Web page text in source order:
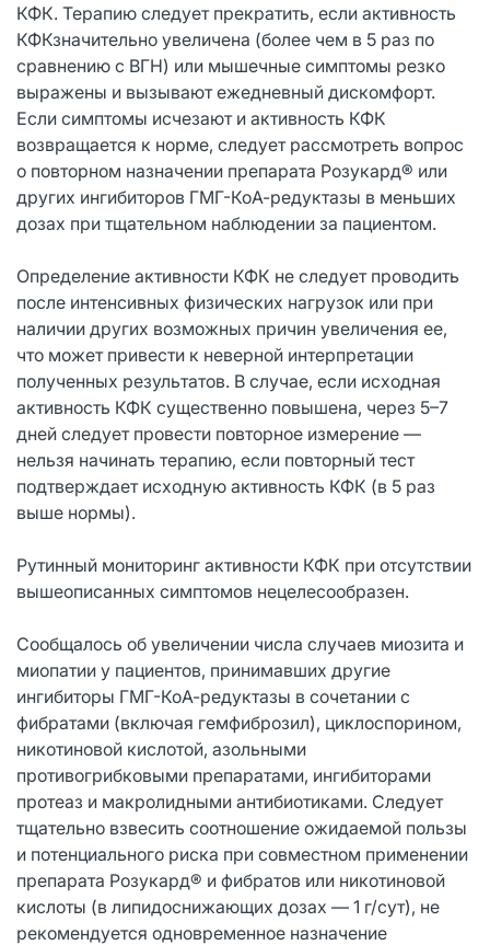
КФК. Терапию следует прекратить, если активность
КФКзначительно увеличена (более чем в 5 раз по
сравнению с ВГН) или мышечные симптомы резко
выражены и вызывают ежедневный дискомфорт.
Если симптомы исчезают и активность КФК
возвращается к норме, следует рассмотреть вопрос
о повторном назначении препарата Pозукард® или
других ингибиторов ГМГ-КоА-редуктазы в меньших
дозах при тщательном наблюдении за пациентом.
Определение активности КФК не следует проводить
после интенсивных физических нагрузок или при
наличии других возможных причин увеличения ее,
что может привести к неверной интерпретации
полученных результатов. В случае, если исходная
активность КФК существенно повышена, через 5–7
дней следует провести повторное измерение —
нельзя начинать терапию, если повторный тест
подтверждает исходную активность КФК (в 5 раз
выше нормы).
Рутинный мониторинг активности КФК при отсутствии
вышеописанных симптомов нецелесообразен.
Сообщалось об увеличении числа случаев миозита и
миопатии у пациентов, принимавших другие
ингибиторы ГМГ-КоА-редуктазы в сочетании с
фибратами (включая гемфиброзил), циклоспорином,
никотиновой кислотой, азольными
противогрибковыми препаратами, ингибиторами
протеаз и макролидными антибиотиками. Следует
тщательно взвесить соотношение ожидаемой пользы
и потенциального риска при совместном применении
препарата Pозукард® и фибратов или никотиновой
кислоты (в липидоснижающих дозах — 1 г/сут), не
рекомендуется одновременное назначение